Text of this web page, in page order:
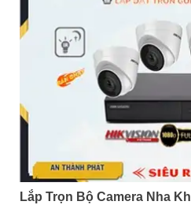
Lắp Trọn Bộ Camera Nha